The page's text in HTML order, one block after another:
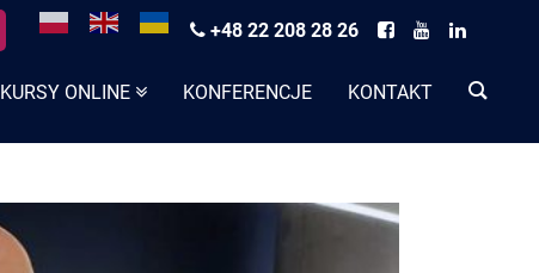
KURSY ONLINE KONFERENCJE KONTAKT
+48 22 208 28 26